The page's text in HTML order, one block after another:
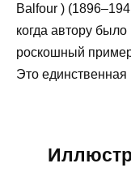
Balfour )
когда автору
роскошный
Это единственная